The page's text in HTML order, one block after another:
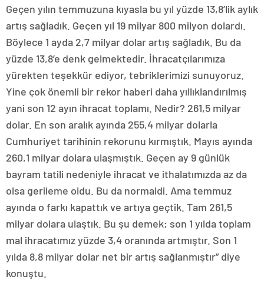
Geçen yılın temmuzuna kıyasla bu yıl yüzde 13,8’lik aylık
artış sağladık. Geçen yıl 19 milyar 800 milyon dolardı.
Böylece 1 ayda 2,7 milyar dolar artış sağladık. Bu da
yüzde 13,8’e denk gelmektedir. İhracatçılarımıza
yürekten teşekkür ediyor, tebriklerimizi sunuyoruz.
Yine çok önemli bir rekor haberi daha yıllıklandırılmış
yani son 12 ayın ihracat toplamı. Nedir? 261,5 milyar
dolar. En son aralık ayında 255,4 milyar dolarla
Cumhuriyet tarihinin rekorunu kırmıştık. Mayıs ayında
260,1 milyar dolara ulaşmıştık. Geçen ay 9 günlük
bayram tatili nedeniyle ihracat ve ithalatımızda az da
olsa gerileme oldu. Bu da normaldi. Ama temmuz
ayında o farkı kapattık ve artıya geçtik. Tam 261,5
milyar dolara ulaştık. Bu şu demek; son 1 yılda toplam
mal ihracatımız yüzde 3,4 oranında artmıştır. Son 1
yılda 8,8 milyar dolar net bir artış sağlanmıştır” diye
konuştu.